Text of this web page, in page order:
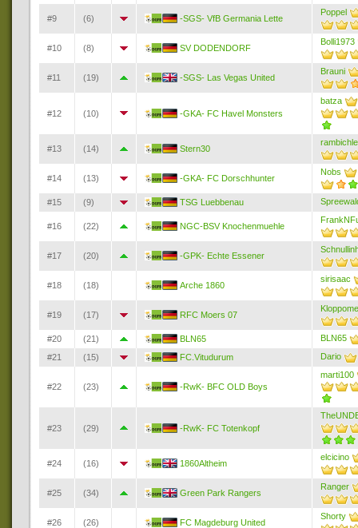
#9 (6) -SGS- VfB Germania Lette
Poppel
#10 (8) SV DODENDORF
Bolli1973
#11 (19) -SGS- Las Vegas United
Brauni
#12 (10) -GKA- FC Havel Monsters
batza
#13 (14) Stern30
#14 (13) -GKA- FC Dorschhunter
Nobs
#15 (9) TSG Luebbenau
#16 (22) NGC-BSV Knochenmuehle
#17 (20) -GPK- Echte Essener
#18 (18) Arche 1860
sirisaac
#19 (17) RFC Moers 07
#20 (21) BLN65
BLN65
#21
(15) FC.Vitudurum Dario
#22 (23) -RwK- BFC OLD Boys
marti100
#23 (29) -RwK- FC Totenkopf
#24 (16) 1860Altheim
elcicino
#25 (34) Green Park Rangers
Ranger
#26 (26) FC Magdeburg United
Shorty